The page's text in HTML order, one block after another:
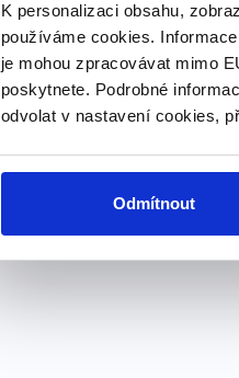
K personalizaci obsahu,
používáme cookies.
je mohou zpracovávat mimo
poskytnete. Podrobné
odvolat v nastavení cookies,
Odmítnout
how are